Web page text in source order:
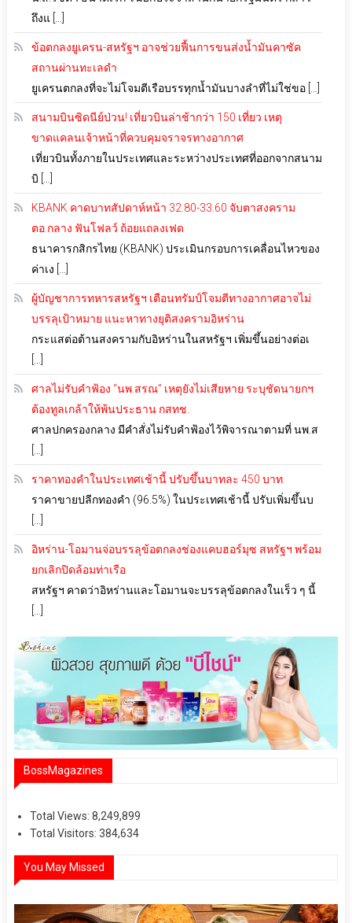
ถึงแ […]
ข้อตกลงยูเครน-สหรัฐฯ อาจช่วยฟื้นการขนส่งน้ำมันคาซัค
สถานผ่านทะเลดำ
ยูเครนตกลงที่จะไม่โจมตีเรือบรรทุกน้ำมันบางลำที่ไม่ใช่ขอ […]
สนามบินซิดนีย์ป่วน! เที่ยวบินล่าช้ากว่า 150 เที่ยว เหตุ
ขาดแคลนเจ้าหน้าที่ควบคุมจราจรทางอากาศ
เที่ยวบินทั้งภายในประเทศและระหว่างประเทศที่ออกจากสนาม
บิ […]
KBANK คาดบาทสัปดาห์หน้า 32.80-33.60 จับตาสงคราม
ตอ.กลาง ฟันโฟลว์ ถ้อยแถลงเฟด
ธนาคารกสิกรไทย (KBANK) ประเมินกรอบการเคลื่อนไหวของ
ค่าเง […]
ผู้บัญชาการทหารสหรัฐฯ เตือนทรัมป์โจมตีทางอากาศอาจไม่
บรรลุเป้าหมาย แนะหาทางยุติสงครามอิหร่าน
กระแสต่อต้านสงครามกับอิหร่านในสหรัฐฯ เพิ่มขึ้นอย่างต่อเ
ศาลไม่รับคำฟ้อง “นพ.สรณ” เหตุยังไม่เสียหาย ระบุชัดนายกฯ
ต้องทูลเกล้าให้พ้นประธาน กสทช.
ศาลปกครองกลาง มีคำสั่งไม่รับคำฟ้องไว้พิจารณาตามที่ นพ.ส
ราคาทองคำในประเทศเช้านี้ ปรับขึ้นบาทละ 450 บาท
ราคาขายปลีกทองคำ (96.5%) ในประเทศเช้านี้ ปรับเพิ่มขึ้นบ
อิหร่าน-โอมานจ่อบรรลุข้อตกลงช่องแคบฮอร์มุซ สหรัฐฯ พร้อม
ยกเลิกปิดล้อมท่าเรือ
สหรัฐฯ คาดว่าอิหร่านและโอมานจะบรรลุข้อตกลงในเร็ว ๆ นี้
BossMagazines
Total Views: 8,249,899
Total Visitors: 384,634
You May Missed